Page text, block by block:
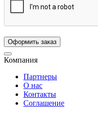
Компания
Партнеры
О нас
Контакты
Соглашение